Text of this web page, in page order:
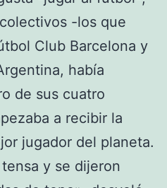
-los que
Club Barcelona y
había
de sus cuatro
a recibir la
jugador del planeta.
y se dijeron